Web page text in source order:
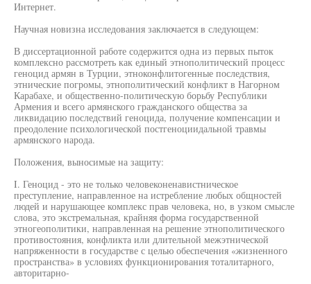
Интернет.
Научная новизна исследования заключается в следующем:
В диссертационной работе содержится одна из первых пыток
комплексно рассмотреть как единый этнополитический процесс
геноцид армян в Турции, этноконфлитогенные последствия,
этнические погромы, этнополитический конфликт в Нагорном
Карабахе, и общественно-политическую борьбу Республики
Армения и всего армянского гражданского общества за
ликвидацию последствий геноцида, получение компенсации и
преодоление психологической постгеноциидальной травмы
армянского народа.
Положения, выносимые на защиту:
I. Геноцид - это не только человеконенавистническое
преступление, направленное на истребление любых общностей
людей и нарушающее комплекс прав человека, но, в узком смысле
слова, это экстремальная, крайняя форма государственной
этногеополитики, направленная на решение этнополитического
противостояния, конфликта или длительной межэтнической
напряженности в государстве с целью обеспечения «жизненного
пространства» в условиях функционирования тоталитарного,
авторитарно-